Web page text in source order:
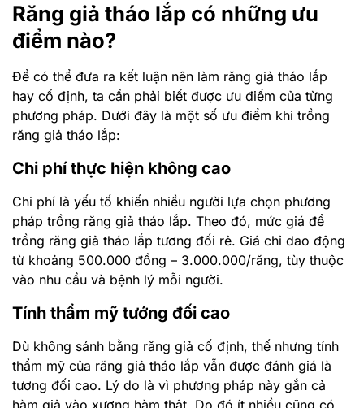
Răng giả tháo lắp có những ưu
điểm nào?
Để có thể đưa ra kết luận nên làm răng giả tháo lắp
hay cố định, ta cần phải biết được ưu điểm của từng
phương pháp. Dưới đây là một số ưu điểm khi trồng
răng giả tháo lắp:
Chi phí thực hiện không cao
Chi phí là yếu tố khiến nhiều người lựa chọn phương
pháp trồng răng giả tháo lắp. Theo đó, mức giá để
trồng răng giả tháo lắp tương đối rẻ. Giá chỉ dao động
từ khoảng 500.000 đồng – 3.000.000/răng, tùy thuộc
vào nhu cầu và bệnh lý mỗi người.
Tính thẩm mỹ tướng đối cao
Dù không sánh bằng răng giả cố định, thế nhưng tính
thẩm mỹ của răng giả tháo lắp vẫn được đánh giá là
tương đối cao. Lý do là vì phương pháp này gắn cả